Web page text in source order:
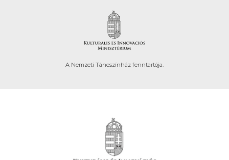
A Nemzeti Táncszínház fenntartója.